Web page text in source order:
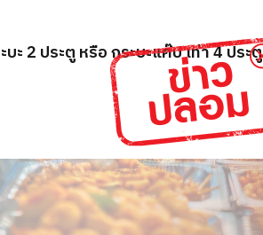
2 ประตู หรือ กระบะแค๊ป เท่า 4 ประตู